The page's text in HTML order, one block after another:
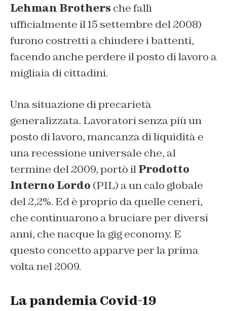
Lehman Brothers che fallì
ufficialmente il 15 settembre del 2008)
furono costretti a chiudere i battenti,
facendo anche perdere il posto di lavoro a
migliaia di cittadini.
Una situazione di precarietà
generalizzata. Lavoratori senza più un
posto di lavoro, mancanza di liquidità e
una recessione universale che, al
termine del 2009, portò ilProdotto
Interno Lordo (PIL) a un calo globale
del 2,2%. Ed è proprio da quelle ceneri,
che continuarono a bruciare per diversi
anni, che nacque la gig economy. E
questo concetto apparve per la prima
volta nel 2009.
La pandemia Covid-19